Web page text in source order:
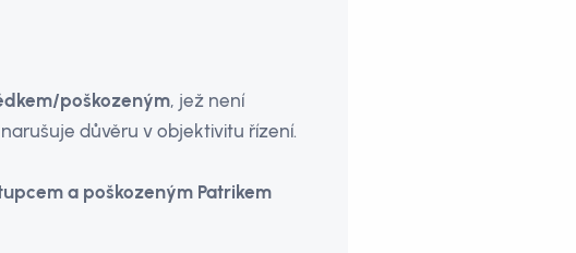
poškozeným, jež není
důvěru v objektivitu řízení.
a poškozeným Patrikem